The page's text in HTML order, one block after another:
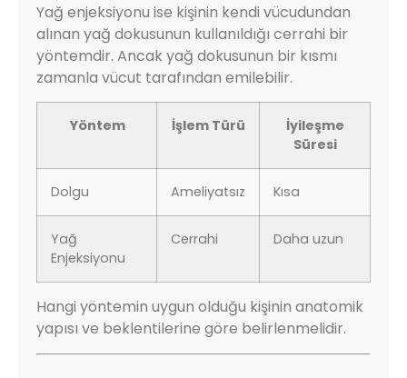
Yağ enjeksiyonu ise kişinin kendi vücudundan
alınan yağ dokusunun kullanıldığı cerrahi bir
yöntemdir. Ancak yağ dokusunun bir kısmı
zamanla vücut tarafından emilebilir.
Yöntem İşlem Türü
İyileşme
Süresi
Dolgu Ameliyatsız Kısa
Yağ
Enjeksiyonu
Cerrahi Daha uzun
Hangi yöntemin uygun olduğu kişinin anatomik
yapısı ve beklentilerine göre belirlenmelidir.